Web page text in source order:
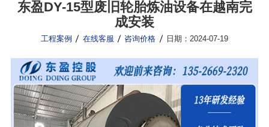
东盈DY-15型废旧轮胎炼油设备在越南完
成安装
工程案例 在线客服 咨询价格 日期：2024-07-19